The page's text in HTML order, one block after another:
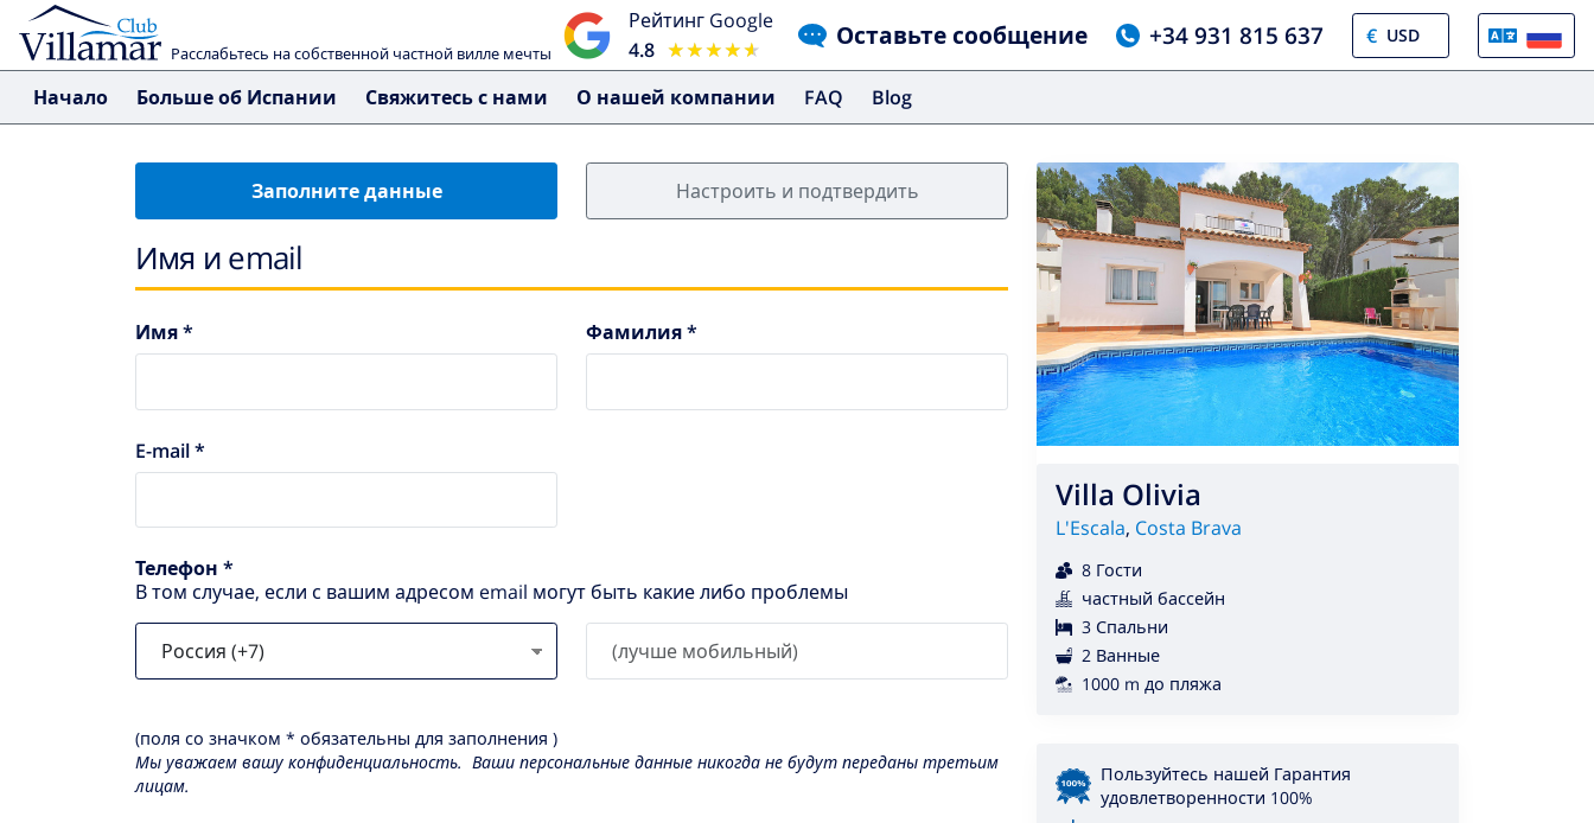
Расслабьтесь на собственной частной вилле мечты
Рейтинг Google
4.8 ★★★★★
★★★★★ Оставьте сообщение +34 931 815 637 €
Начало Больше об Испании Свяжитесь с нами О нашей компании FAQ Blog
Заполните данные Настроить и подтвердить
Имя и email
Имя * Фамилия *
E-mail *
Телефон *
В том случае, если с вашим адресом email могут быть какие либо проблемы
(поля со значком * обязательны для заполнения )
Мы уважаем вашу конфиденциальность. Ваши персональные данные никогда не будут переданы третьим
лицам.
Villa Olivia
L'Escala, Costa Brava
8 Гости
частный бассейн
3 Спальни
2 Ванные
1000 m до пляжа
Пользуйтесь нашей Гарантия
удовлетворенности 100%